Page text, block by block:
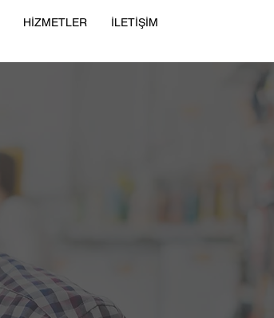
HİZMETLER İLETİŞİM